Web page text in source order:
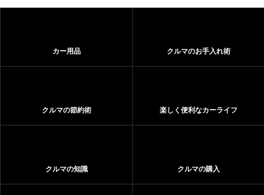
カー用品 クルマのお手入れ術
クルマの節約術 楽しく便利なカーライフ
クルマの知識 クルマの購入